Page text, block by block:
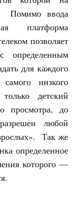
Помимо ввода
платформа
позволяет
определенным
для каждого
низкого
детский
просмотра, до
любой
Так же
определенное
которого —